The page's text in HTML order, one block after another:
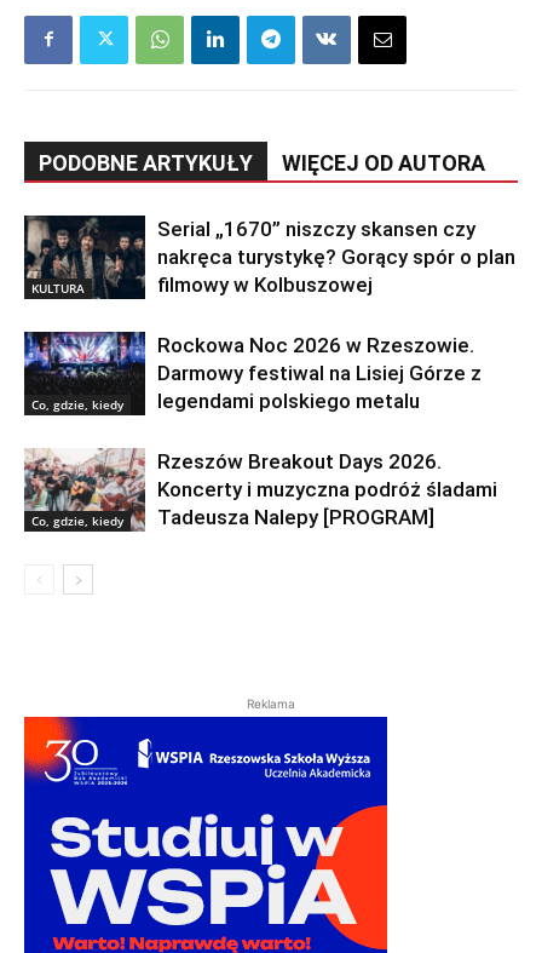
PODOBNE ARTYKUŁY WIĘCEJ OD AUTORA
KULTURA
Serial „1670” niszczy skansen czy
nakręca turystykę? Gorący spór o plan
filmowy w Kolbuszowej
Co, gdzie, kiedy
Rockowa Noc 2026 w Rzeszowie.
Darmowy festiwal na Lisiej Górze z
legendami polskiego metalu
Co, gdzie, kiedy
Rzeszów Breakout Days 2026.
Koncerty i muzyczna podróż śladami
Tadeusza Nalepy [PROGRAM]
Reklama